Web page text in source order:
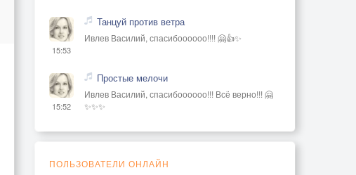
15:53
Танцуй против ветра
Ивлев Василий, спасибоооооо!!!! 🤗👍✨
15:52
Простые мелочи
Ивлев Василий, спасибоооооо!!! Всё верно!!! 🤗
✨✨✨
ПОЛЬЗОВАТЕЛИ ОНЛАЙН